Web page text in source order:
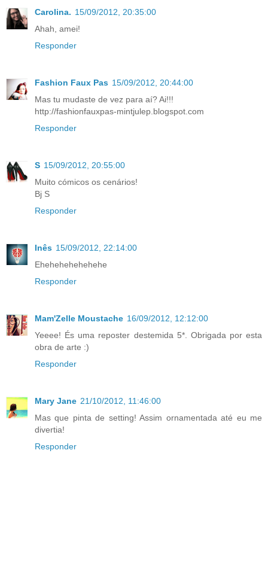
Carolina. 15/09/2012, 20:35:00
Ahah, amei!
Responder
Fashion Faux Pas 15/09/2012, 20:44:00
Mas tu mudaste de vez para aí? Ai!!!
http://fashionfauxpas-mintjulep.blogspot.com
Responder
S 15/09/2012, 20:55:00
Muito cómicos os cenários!
Bj S
Responder
Inês 15/09/2012, 22:14:00
Ehehehehehehehe
Responder
Mam'Zelle Moustache 16/09/2012, 12:12:00
Yeeee! És uma reposter destemida 5*. Obrigada por esta
obra de arte :)
Responder
Mary Jane 21/10/2012, 11:46:00
Mas que pinta de setting! Assim ornamentada até eu me
divertia!
Responder